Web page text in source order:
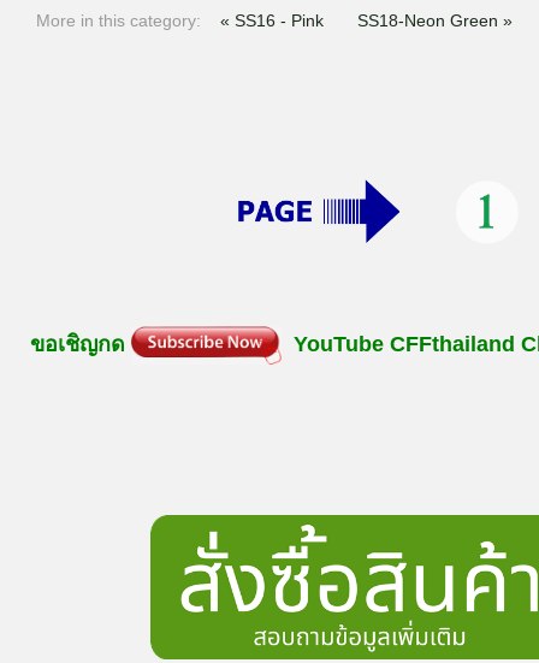
More in this category: « SS16 - Pink SS18-Neon Green »
ขอเชิญกด YouTube CFFthailand